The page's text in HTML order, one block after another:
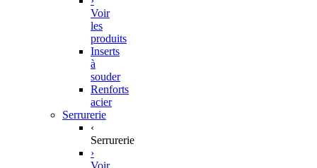
Voir
les
produits
Inserts
à
souder
Renforts
acier
Serrurerie
‹
Serrurerie
›
Voir